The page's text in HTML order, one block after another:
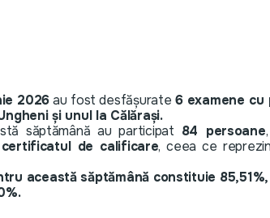
2026au fost desfășurate 6 examene
și unul la Călărași.
săptămână au participat 84 persoane
certificatul de calificare, ceea ce
această săptămână constituie